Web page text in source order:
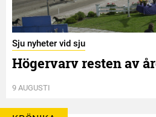
Sju nyheter vid sju
Högervarv resten av
9 AUGUSTI